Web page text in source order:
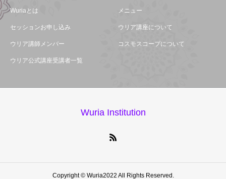
Wuriaとは メニュー
セッションお申し込み ウリア講座について
ウリア講師メンバー コスモスコープについて
ウリア公式講座受講者一覧
Wuria Institution
Copyright © Wuria2022 All Rights Reserved.